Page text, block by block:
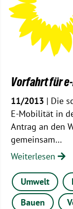
Vorfahrt für
11/2013 | Die
E-Mobilität in
Antrag an den
gemeinsam…
Weiterlesen
Umwelt
Bauen